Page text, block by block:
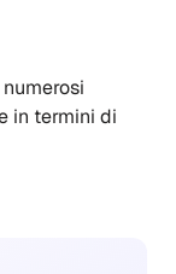
in termini di